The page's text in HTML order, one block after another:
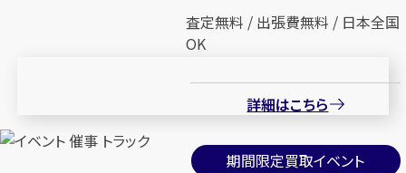
査定無料 / 出張費無料 / 日本全国
OK
詳細はこちら
期間限定買取イベント